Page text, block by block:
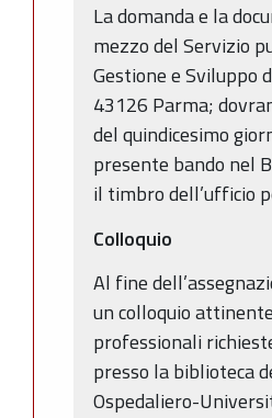
La domanda e la
mezzo del Servizio
Gestione e Sviluppo
43126 Parma;
del quindicesimo
presente bando nel
il timbro dell’ufficio
Colloquio
Al fine
un colloquio
professionali
presso la biblioteca
Ospedaliero-